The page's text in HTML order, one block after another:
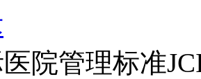
院管理标准